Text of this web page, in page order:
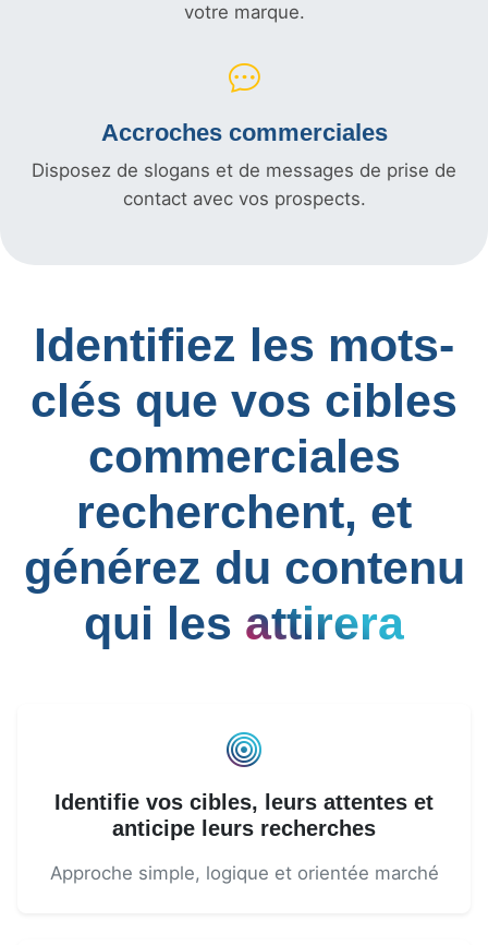
votre marque.
Accroches commerciales
Disposez de slogans et de messages de prise de
contact avec vos prospects.
Identifiez les mots-
clés que vos cibles
commerciales
recherchent, et
générez du contenu
qui les attirera
Identifie vos cibles, leurs attentes et
anticipe leurs recherches
Approche simple, logique et orientée marché